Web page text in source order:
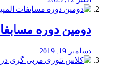
دومین دوره
دسامبر 19, 2019